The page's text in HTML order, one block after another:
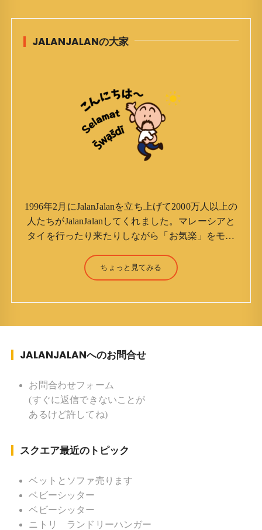
JALANJALANの大家
1996年2月にJalanJalanを立ち上げて2000万人以上の
人たちがJalanJalanしてくれました。マレーシアと
タイを行ったり来たりしながら「お気楽」をモッ
（Jun Yamamori） 生年月日 ：1959年7月4日(61
才) 生まれ ：香港(3才まで) 育
ク ソフトボール
督 BKKソフトボール「おぼんこ
ぼん 」監督 マレーシア歴：1991年から31年目 タ
イ歴 ：2001年から21年目
ちょっと見てみる
JALANJALANへのお問合せ
お問合わせフォーム
(すぐに返信できないことが
あるけど許してね)
スクエア最近のトピック
ベットとソファ売ります
ベビーシッター
ベビーシッター
ニトリ ランドリーハンガー